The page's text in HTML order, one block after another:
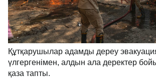
Құтқарушылар адамды дереу
үлгергенімен, алдын ала деректер
қаза тапты.